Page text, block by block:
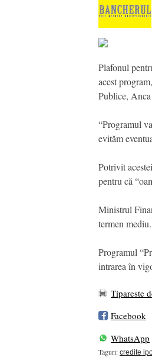
Plafonul
acest
Publice,
“Programul
evităm
Potrivit
pentru că
Ministrul
termen mediu.
Programul
intrarea în
Tipareste
Facebook
WhatsApp
Taguri: credite